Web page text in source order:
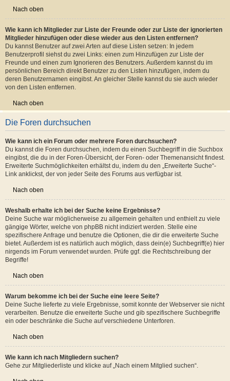
deinem persönlichen Bereich für den schnellen Zugriff aufgelistet. Du siehst
dort deren Onlinestatus und kannst ihnen schnell eine Private Nachricht
senden. Abhängig von dem Style, den du verwendest, können Beiträge deiner
Freunde auch hervorgehoben sein. Wenn du einen Benutzer ignorierst, dann
siehst du seine Beiträge standardmäßig nicht.
Nach oben
Wie kann ich Mitglieder zur Liste der Freunde oder zur Liste der ignorierten
Mitglieder hinzufügen oder diese wieder aus den Listen entfernen?
Benutzerprofil siehst du zwei Links: einen zum Hinzufügen zur Liste der
persönlichen Bereich direkt Benutzer zu den Listen hinzufügen, indem du
deren Benutzernamen eingibst. An gleicher Stelle kannst du sie auch wieder
von den Listen entfernen.
Nach oben
Die Foren durchsuchen
Wie kann ich ein Forum oder mehrere Foren durchsuchen?
Du kannst die Foren durchsuchen, indem du einen Suchbegriff in die Suchbox
eingibst, die du in der Foren-Übersicht, der Foren- oder Themenansicht findest.
Erweiterte Suchmöglichkeiten erhältst du, indem du den „Erweiterte Suche“-
Link anklickst, der von jeder Seite des Forums aus verfügbar ist.
Nach oben
Weshalb erhalte ich bei der Suche keine Ergebnisse?
gängige Wörter, welche von phpBB nicht indiziert werden. Stelle eine
spezifischere Anfrage und benutze die Optionen, die dir die erweiterte Suche
bietet. Außerdem ist es natürlich auch möglich, dass dein(e) Suchbegriff(e) hier
nirgends im Forum verwendet wurden. Prüfe ggf. die Rechtschreibung der
Begriffe!
Warum bekomme ich bei der Suche eine leere Seite?
Deine Suche lieferte zu viele Ergebnisse, somit konnte der Webserver sie nicht
verarbeiten. Benutze die erweiterte Suche und gib spezifischere Suchbegriffe